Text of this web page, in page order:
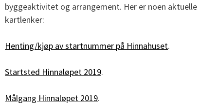
byggeaktivitet og arrangement. Her er noen aktuelle
kartlenker:
Henting/kjøp av startnummer på Hinnahuset.
Startsted Hinnaløpet 2019.
Målgang Hinnaløpet 2019.